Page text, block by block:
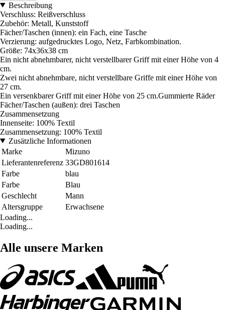
Beschreibung
Verschluss: Reißverschluss
Zubehör: Metall, Kunststoff
Fächer/Taschen (innen): ein Fach, eine Tasche
Verzierung: aufgedrucktes Logo, Netz, Farbkombination.
Größe: 74x36x38 cm
Ein nicht abnehmbarer, nicht verstellbarer Griff mit einer Höhe von 4
cm.
Zwei nicht abnehmbare, nicht verstellbare Griffe mit einer Höhe von
27 cm.
Ein versenkbarer Griff mit einer Höhe von 25 cm.Gummierte Räder
Fächer/Taschen (außen): drei Taschen
Zusammensetzung
Innenseite: 100% Textil
Zusammensetzung: 100% Textil
Zusätzliche Informationen
Marke
Mizuno
Lieferantenreferenz 33GD801614
Farbe
blau
Farbe
Blau
Geschlecht
Mann
Altersgruppe
Erwachsene
Loading...
Loading...
Alle unsere Marken